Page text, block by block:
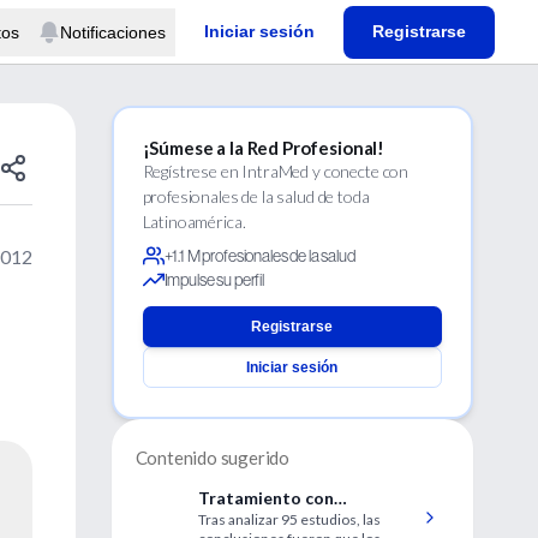
Notificaciones Iniciar sesión Registrarse
¡Súmese a la Red Profesional!
Regístrese en IntraMed y conecte con
profesionales de la salud de toda
Latinoamérica.
+1.1 M profesionales de la salud
Impulse su perfil
Registrarse
Iniciar sesión
Contenido sugerido
Tratamiento con
tocolíticos para el parto
Tras analizar 95 estudios, las